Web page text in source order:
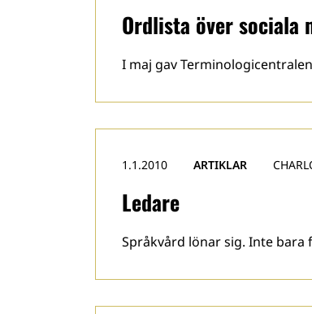
Ordlista över sociala
I maj gav
Ledare
1.1.2010 ARTIKLAR
Språkvård lönar sig. Inte